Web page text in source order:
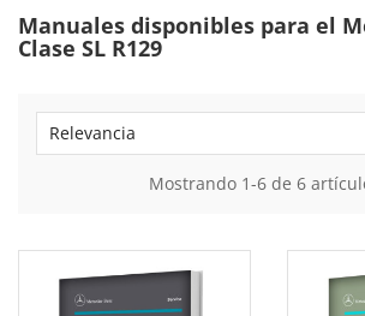
Manuales disponibles para el
Clase SL R129
Relevancia
Mostrando 1-6 de 6